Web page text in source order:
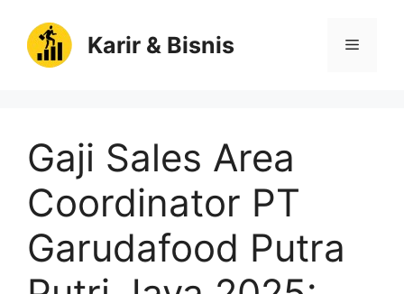
Karir & Bisnis Menu
Gaji Sales Area
Coordinator PT
Garudafood Putra